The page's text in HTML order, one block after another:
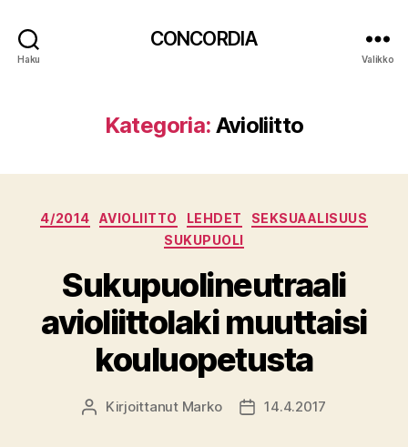
Haku
CONCORDIA
Valikko
Kategoria: Avioliitto
Kategoriat
4/2014 AVIOLIITTO LEHDET
SEKSUAALISUUS
SUKUPUOLI
Sukupuolineutraali
avioliittolaki muuttaisi
kouluopetusta
Kirjoittaja
Kirjoittanut Marko Julkaisupäivämäärä
14.4.2017